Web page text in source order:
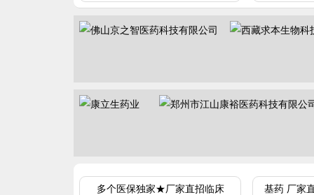
多个医保独家★厂家直招临床 基药 厂家